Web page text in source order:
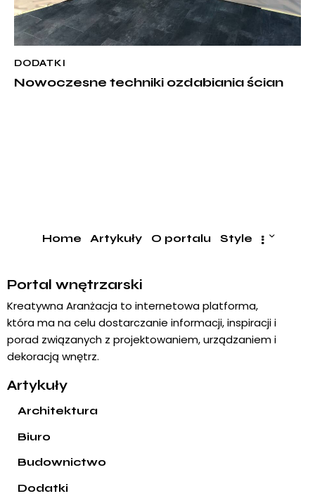
DODATKI
Nowoczesne techniki ozdabiania ścian
Home Artykuły O portalu Style
Portal wnętrzarski
Kreatywna Aranżacja to internetowa platforma,
która ma na celu dostarczanie informacji, inspiracji i
porad związanych z projektowaniem, urządzaniem i
dekoracją wnętrz.
Artykuły
Architektura
Biuro
Budownictwo
Dodatki